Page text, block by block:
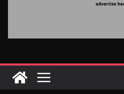
Marruecos gracias a
destinada a consolidar
en una economía
marroquí-